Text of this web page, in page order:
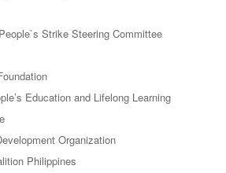
Strike Steering Committee
Education and Lifelong Learning
Organization
Philippines